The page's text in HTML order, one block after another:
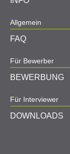
Allgemein
FAQ
Für Bewerber
BEWERBUNG
Für Interviewer
DOWNLOADS